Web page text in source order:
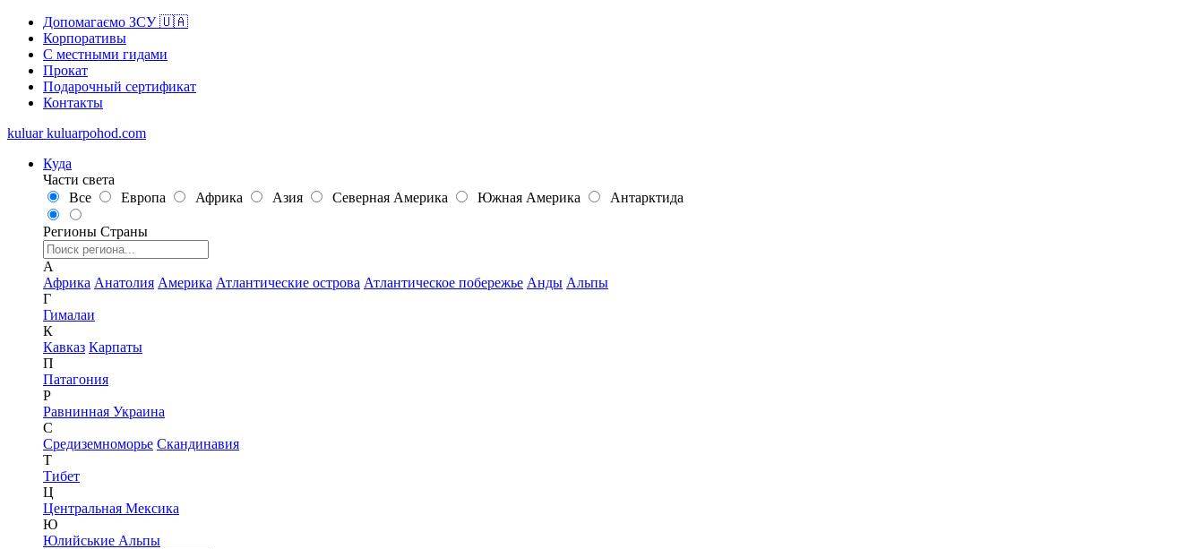
Допомагаємо ЗСУ 🇺🇦
Корпоративы
С местными гидами
Прокат
Подарочный сертификат
Контакты
kuluar kuluarpohod.com
Куда
Части света
Все
Европа Африка Азия Северная Америка Южная Америка Антарктида
Регионы Страны
А
Африка Анатолия Америка Атлантические острова Атлантическое побережье Анды Альпы
Г
Гималаи
К
Кавказ Карпаты
П
Патагония
Р
Равнинная Украина
С
Средиземноморье Скандинавия
Т
Тибет
Ц
Центральная Мексика
Ю
Юлийськие Альпы